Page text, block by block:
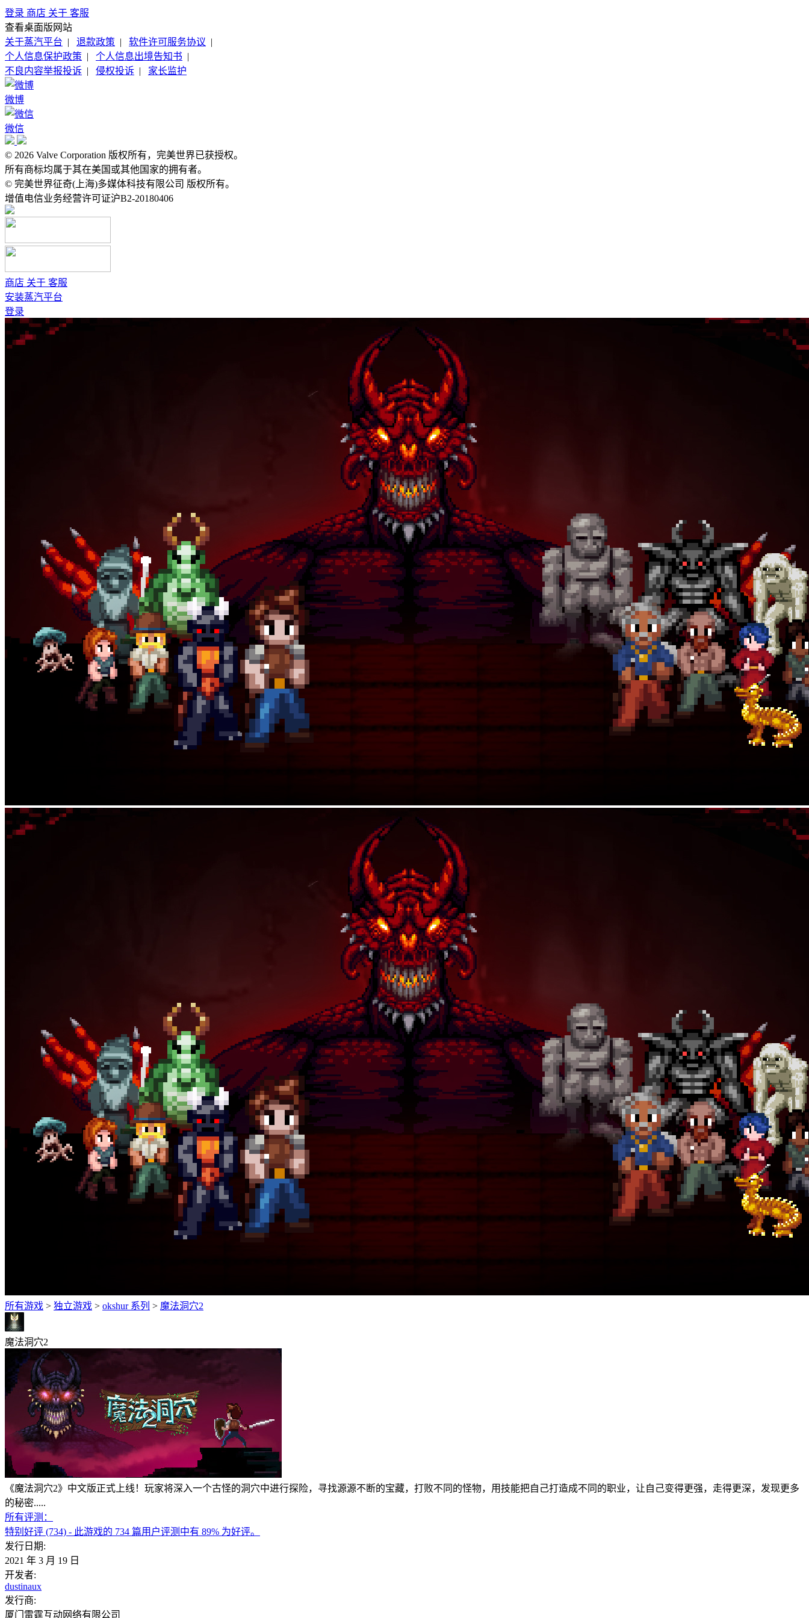
登录 商店 关于 客服
查看桌面版网站
关于蒸汽平台 | 退款政策 | 软件许可服务协议 |
个人信息保护政策 | 个人信息出境告知书 |
不良内容举报投诉 | 侵权投诉 | 家长监护
微博
微信
© 2026 Valve Corporation 版权所有，完美世界已获授权。
所有商标均属于其在美国或其他国家的拥有者。
© 完美世界征奇(上海)多媒体科技有限公司 版权所有。
增值电信业务经营许可证沪B2-20180406
商店 关于 客服
安装蒸汽平台
登录
所有游戏 > 独立‎游戏 > okshur 系列 > 魔法洞穴2
魔法洞穴2
《魔法洞穴2》中文版正式上线！玩家将深入一个古怪的洞穴中进行探险，寻找源源不断的宝藏，打败不同的怪物，用技能把自己打造成不同的职业，让自己变得更强，走得更深，发现更多
的秘密.....
所有评测：
特别好评 (734) - 此游戏的 734 篇用户评测中有 89% 为好评。
发行日期:
2021 年 3 月 19 日
开发者:
dustinaux
发行商:
厦门雷霆互动网络有限公司